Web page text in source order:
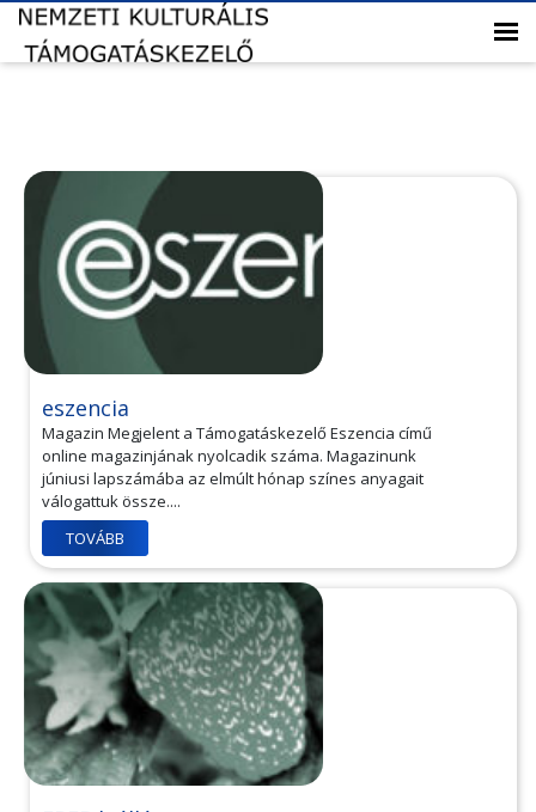
eszencia
Magazin Megjelent a Támogatáskezelő Eszencia című
online magazinjának nyolcadik száma. Magazinunk
júniusi lapszámába az elmúlt hónap színes anyagait
válogattuk össze....
TOVÁBB